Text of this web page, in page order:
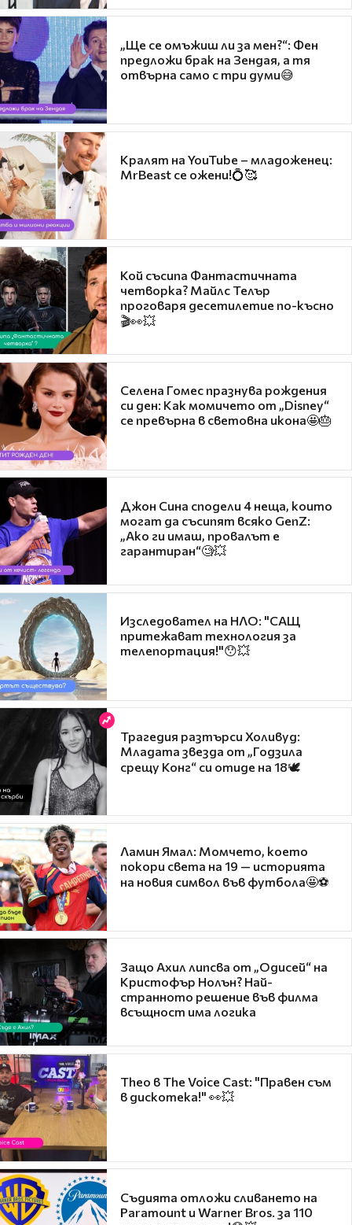
„Ще се омъжиш ли за мен?“: Фен
предложи брак на Зендая, а тя
отвърна само с три думи😅
Кралят на YouTube – младоженец:
MrBeast се ожени!💍🥰
Кой съсипа Фантастичната
четворка? Майлс Телър
проговаря десетилетие по-късно
🎬👀💥
Селена Гомес празнува рождения
си ден: Как момичето от „Disney“
се превърна в световна икона🤩🎂
Джон Сина сподели 4 неща, които
могат да съсипят всяко GenZ:
„Ако ги имаш, провалът е
гарантиран“🧐💥
Изследовател на НЛО: "САЩ
притежават технология за
телепортация!"😯💥
Трагедия разтърси Холивуд:
Младата звезда от „Годзила
срещу Конг“ си отиде на 18🕊️
Ламин Ямал: Момчето, което
покори света на 19 — историята
на новия символ във футбола🤩⚽
Защо Ахил липсва от „Одисей“ на
Кристофър Нолън? Най-
странното решение във филма
всъщност има логика
Theo в The Voice Cast: "Правен съм
в дискотека!" 👀💥
Съдията отложи сливането на
Paramount и Warner Bros. за 110